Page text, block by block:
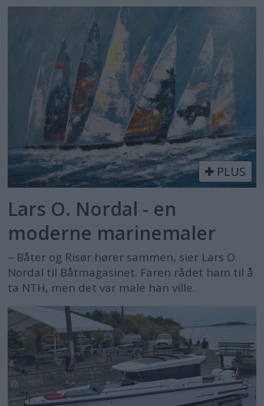
PLUS
Lars O. Nordal - en
moderne marinemaler
– Båter og Risør hører sammen, sier Lars O.
Nordal til Båtmagasinet. Faren rådet ham til å
ta NTH, men det var male han ville.